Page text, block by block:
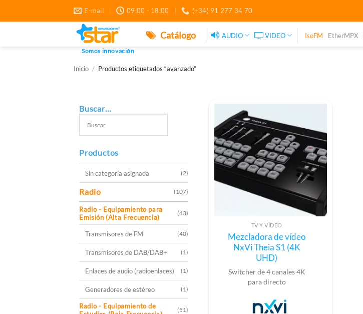
contenido
E-mail 09:00 - 18:00 (+34) 91 277 34 70
Somos innovación
Catálogo AUDIO VIDEO IsoFM EtherMPX
Inicio / Productos etiquetados “avanzado”
Buscar…
Productos
Sin categoría asignada (2)
Radio (107)
Radio - Equipamiento para
Emisión (Alta Frecuencia)
(43)
Transmisores de FM (40)
Transmisores de DAB/DAB+ (1)
Enlaces de audio (radioenlaces) (1)
Generadores de estéreo (1)
Radio - Equipamiento de
(51)
TV Y VÍDEO
Mezcladora de vídeo
NxVi Theia S1 (4K
UHD)
Switcher de 4 canales 4K
para directo